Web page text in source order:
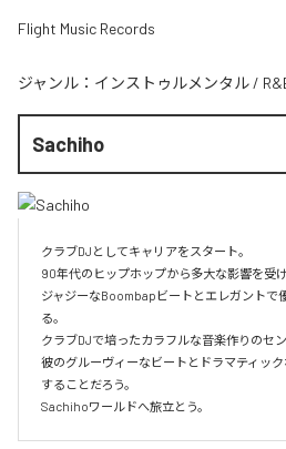
Flight Music Records
ジャンル： インストゥルメンタル /
Sachiho
クラブDJとしてキャリアをスタート。
90年代のヒップホップから多大な影響を受け
ジャジーなBoombapビートとエレガントで
る。
クラブDJで培ったカラフルな音楽作りのセン
彼のグルーヴィーなビートとドラマティッ
することだろう。
Sachihoワールドへ旅立とう。